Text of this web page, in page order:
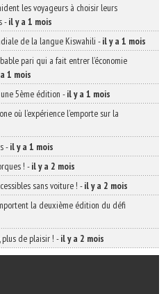
les voyageurs à choisir leurs
-il y a 1 mois
de la langue Kiswahili -il y a 1 mois
pari qui a fait entrer l’économie
1 mois
5ème édition -il y a 1 mois
où l’expérience l’emporte sur la
-il y a 1 mois
! -il y a 2 mois
sans voiture ! -il y a 2 mois
la deuxième édition du défi
plus de plaisir ! -il y a 2 mois